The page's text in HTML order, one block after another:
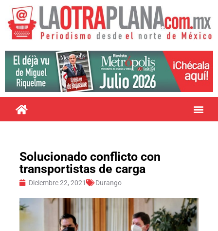
Solucionado conflicto con
transportistas de carga
Diciembre 22, 2021 Durango